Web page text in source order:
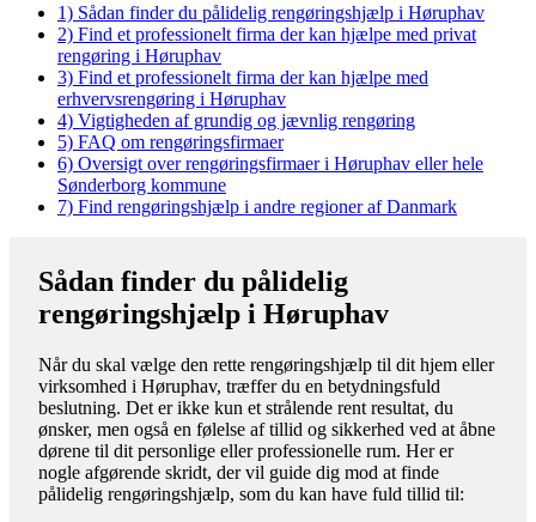
1) Sådan finder du pålidelig rengøringshjælp i Høruphav
2) Find et professionelt firma der kan hjælpe med privat
rengøring i Høruphav
3) Find et professionelt firma der kan hjælpe med
erhvervsrengøring i Høruphav
4) Vigtigheden af grundig og jævnlig rengøring
5) FAQ om rengøringsfirmaer
6) Oversigt over rengøringsfirmaer i Høruphav eller hele
Sønderborg kommune
7) Find rengøringshjælp i andre regioner af Danmark
Sådan finder du pålidelig
rengøringshjælp i Høruphav
Når du skal vælge den rette rengøringshjælp til dit hjem eller
virksomhed i Høruphav, træffer du en betydningsfuld
beslutning. Det er ikke kun et strålende rent resultat, du
ønsker, men også en følelse af tillid og sikkerhed ved at åbne
dørene til dit personlige eller professionelle rum. Her er
nogle afgørende skridt, der vil guide dig mod at finde
pålidelig rengøringshjælp, som du kan have fuld tillid til: